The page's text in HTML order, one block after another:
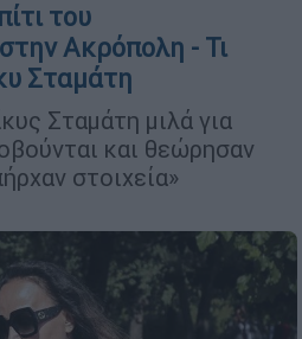
του
Ακρόπολη - Τι
Σταμάτη
Σταμάτη μιλά για
και θεώρησαν
στοιχεία»